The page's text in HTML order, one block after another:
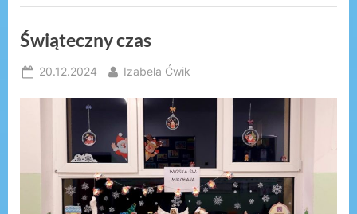
Świąteczny czas
Posted
20.12.2024 By
Izabela Ćwik